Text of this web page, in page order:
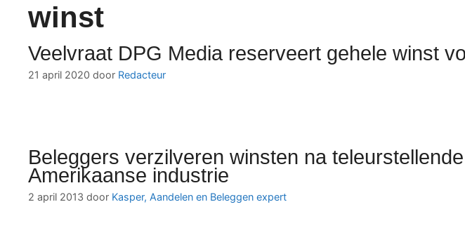
winst
Veelvraat DPG Media reserveert gehele winst
21 april 2020 door Redacteur
Beleggers verzilveren winsten na
Amerikaanse industrie
2 april 2013 door Kasper, Aandelen en Beleggen expert